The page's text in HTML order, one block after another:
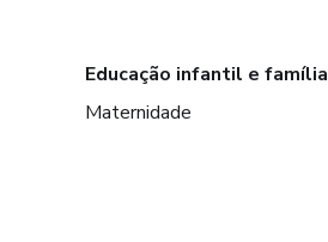
Educação infantil e família
Maternidade